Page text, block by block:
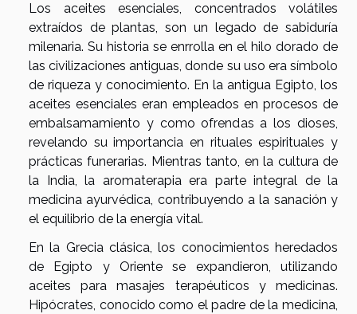
Los aceites esenciales, concentrados volátiles
extraídos de plantas, son un legado de sabiduría
milenaria. Su historia se enrrolla en el hilo dorado de
las civilizaciones antiguas, donde su uso era símbolo
de riqueza y conocimiento. En la antigua Egipto, los
aceites esenciales eran empleados en procesos de
embalsamamiento y como ofrendas a los dioses,
revelando su importancia en rituales espirituales y
prácticas funerarias. Mientras tanto, en la cultura de
la India, la aromaterapia era parte integral de la
medicina ayurvédica, contribuyendo a la sanación y
el equilibrio de la energía vital.
En la Grecia clásica, los conocimientos heredados
de Egipto y Oriente se expandieron, utilizando
aceites para masajes terapéuticos y medicinas.
Hipócrates, conocido como el padre de la medicina,